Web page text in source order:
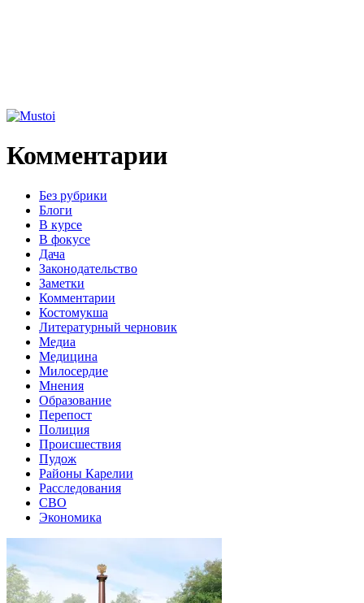
Комментарии
Без рубрики
Блоги
В курсе
В фокусе
Дача
Законодательство
Заметки
Комментарии
Костомукша
Литературный черновик
Медиа
Медицина
Милосердие
Мнения
Образование
Перепост
Полиция
Происшествия
Пудож
Районы Карелии
Расследования
СВО
Экономика